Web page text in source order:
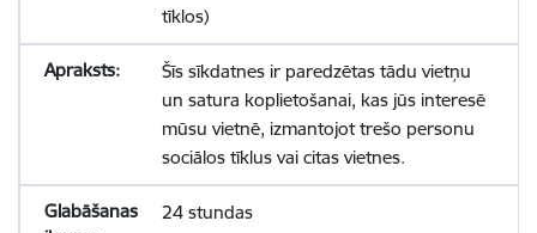
tīklos)
Šīs sīkdatnes ir paredzētas tādu vietņu
un satura koplietošanai, kas jūs interesē
mūsu vietnē, izmantojot trešo personu
sociālos tīklus vai citas vietnes.
24 stundas